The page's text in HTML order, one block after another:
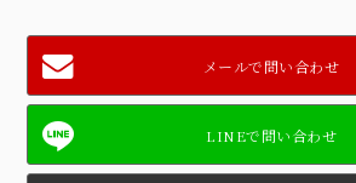
メールで問い合わせ